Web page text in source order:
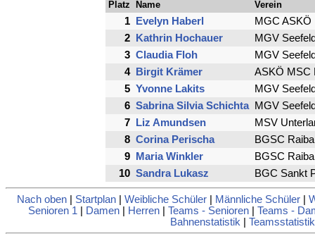
Platz Name Verein
1 Evelyn Haberl
MGC ASKÖ
2
Kathrin Hochauer
MGV
3 Claudia Floh
MGV
4
Birgit Krämer
ASKÖ MSC
5 Yvonne Lakits
MGV
6 Sabrina Silvia Schichta
MGV
7
Liz Amundsen
MSV
8 Corina Perischa
BGSC
9
Maria Winkler
BGSC
10 Sandra Lukasz BGC Sankt
Nach oben| Startplan| Weibliche Schüler| Männliche Schüler|
Senioren 1
Damen Herren Teams - Senioren
Teams -
Bahnenstatistik
Teamsstatistik